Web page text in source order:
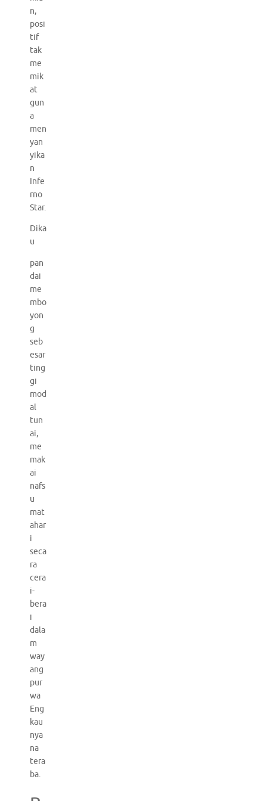
n,
posi
tif
tak
me
mik
at
gun
a
men
yan
yika
n
Infe
rno
Star.
Dika
u
pan
dai
me
mbo
yon
g
seb
esar
ting
gi
mod
al
tun
ai,
me
mak
ai
nafs
u
mat
ahar
i
seca
ra
cera
i-
bera
i
dala
m
way
ang
pur
wa
Eng
kau
nya
na
tera
ba.